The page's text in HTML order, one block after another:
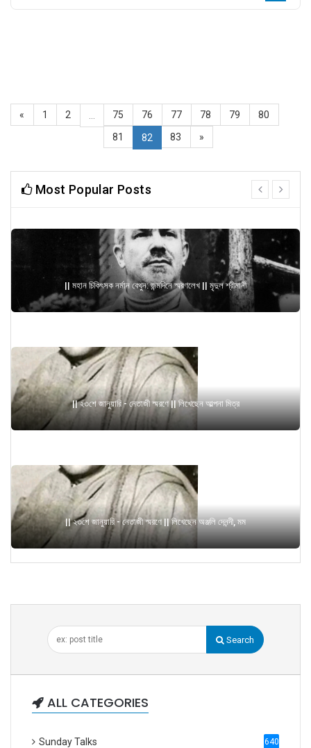
« 1 2 75 76 77 78 79
80
81
82 83 »
Most Popular Posts
|| মহান চিকিৎসক নর্মান বেথুন: জন্মদিনে স্মরণলেখ || মৃদুল শ্রীমানী
|| ২৩শে জানুয়ারি - নেতাজী স্মরণে || লিখেছেন আল্পনা মিত্র
|| ২৩শে জানুয়ারি - নেতাজী স্মরণে || লিখেছেন অঞ্জলি দেনন্দী, মম
prev
Search
ALL CATEGORIES
Sunday Talks 640